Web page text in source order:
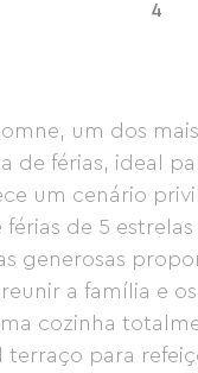
4
um dos
de férias, ideal
um cenário
de 5
generosas
a família e
cozinha
para